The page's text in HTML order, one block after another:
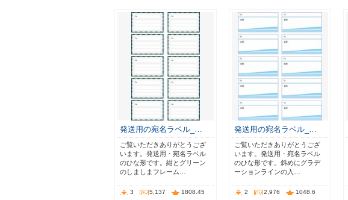
発送用の宛名ラベル_…
ご覧いただきありがとうござ
います。発送用・宛名ラベル
のひな形です。紺とグリーン
のしましまフレーム…
3 5,137 1808.45
発送用の宛名ラベル_…
ご覧いただきありがとうござ
います。発送用・宛名ラベル
のひな形です。斜めにグラデ
ーションラインの入…
2 2,976 1048.6